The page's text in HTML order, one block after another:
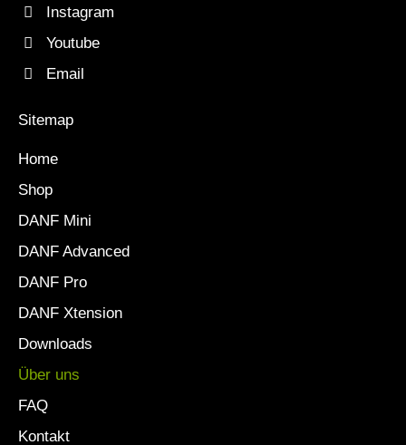
Instagram
Youtube
Email
Sitemap
Home
Shop
DANF Mini
DANF Advanced
DANF Pro
DANF Xtension
Downloads
Über uns
FAQ
Kontakt